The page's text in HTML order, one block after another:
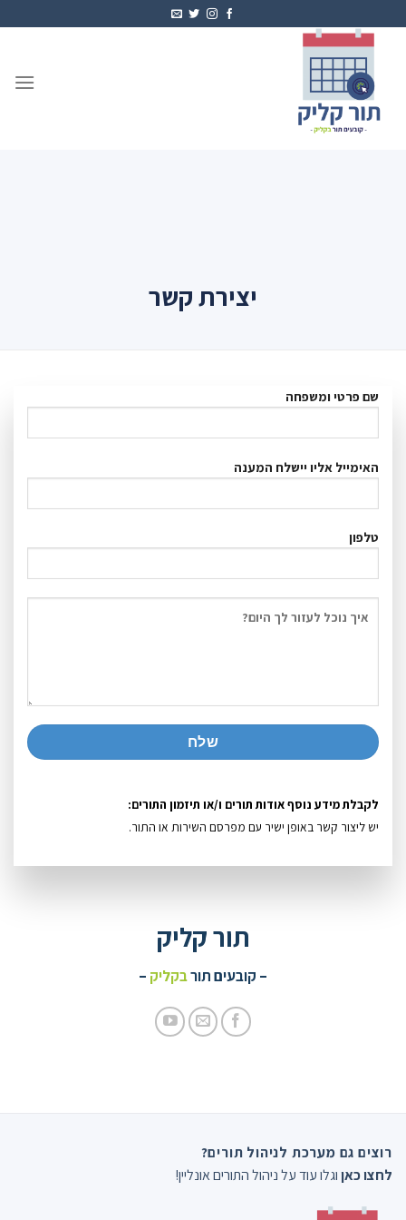
to
content
יצירת קשר
שם פרטי ומשפחה
האימייל אליו יישלח המענה
טלפון
לקבלת מידע נוסף אודות תורים ו/או תיזמון התורים:
יש ליצור קשר באופן ישיר עם מפרסם השירות או התור.
תור קליק
– קובעים תורבקליק –
רוצים גם מערכת לניהול תורים?
לחצו כאןוגלו עוד על ניהול התורים אונליין!